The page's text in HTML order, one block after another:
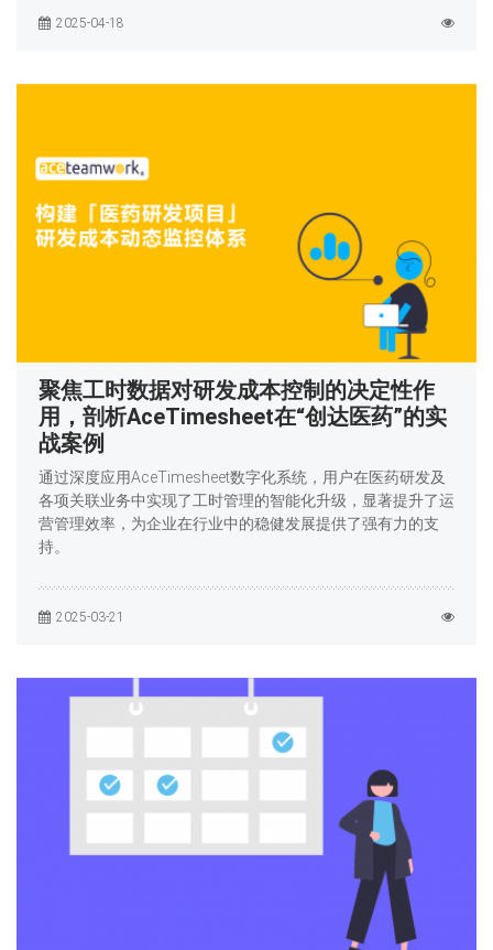
2025-04-18
聚焦工时数据对研发成本控制的决定性作
用，剖析AceTimesheet在“创达医药”的实
战案例
通过深度应用AceTimesheet数字化系统，用户在医药研发及
各项关联业务中实现了工时管理的智能化升级，显著提升了运
营管理效率，为企业在行业中的稳健发展提供了强有力的支
持。
2025-03-21